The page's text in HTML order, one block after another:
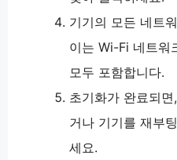
기기의 모든 네트
이는 Wi-Fi 네트워
모두 포함합니다.
초기화가 완료되
거나 기기를 재부
세요.